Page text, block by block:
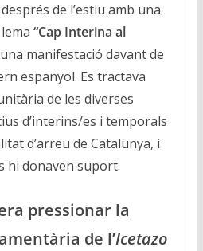
de l’estiu amb una
“Cap Interina al
manifestació davant de
espanyol. Es tractava
de les diverses
d’interins/es i temporals
d’arreu de Catalunya, i
hi donaven suport.
pressionar la
de l’Icetazo